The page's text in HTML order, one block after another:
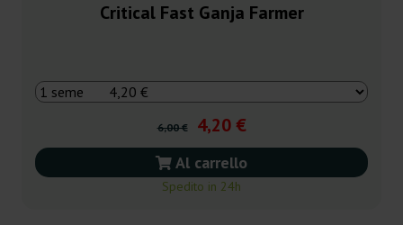
Critical Fast Ganja Farmer
6,00 € 4,20 €
Al carrello
Spedito in 24h